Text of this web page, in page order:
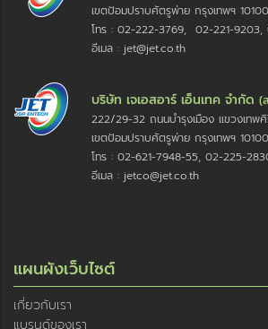
เขตป้อมปราบศัตรูพ่าย กรุงเทพฯ 10100
โทร : 02-222-3769, 02-221-9203,
อีเมล : jet@jet.co.th
บริษัท เจเอสอาร์ เอ็นเทค จำกัด (
222/29-32 ถนนบำรุงเมือง แขวงเทพ
เขตป้อมปราบศัตรูพ่าย กรุงเทพฯ 10100
โทร : 02-621-7948-55, 02-225-
อีเมล : jetco@jet.co.th
แผนผังเว็บไซต์
เกี่ยวกับเรา
แบรนด์ของเรา